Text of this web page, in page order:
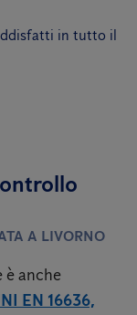
in tutto il
A LIVORNO
è anche
EN 16636,